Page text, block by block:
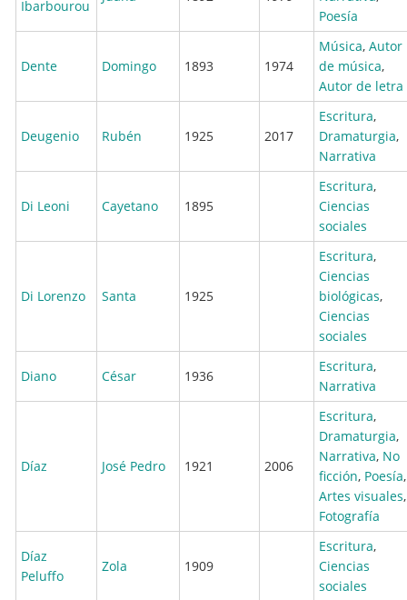
Ibarbourou
Poesía
Dente Domingo 1893 1974
Música, Autor
de música,
Autor de letra
Deugenio Rubén 1925 2017
Escritura,
Dramaturgia,
Narrativa
Di Leoni Cayetano 1895
Escritura,
Ciencias
sociales
Di Lorenzo Santa 1925
Escritura,
Ciencias
biológicas,
Ciencias
sociales
Diano César 1936
Escritura,
Narrativa
Díaz José Pedro 1921 2006
Escritura,
Dramaturgia,
Narrativa, No
ficción, Poesía,
Artes visuales,
Fotografía
Díaz
Peluffo
Zola 1909
Escritura,
Ciencias
sociales